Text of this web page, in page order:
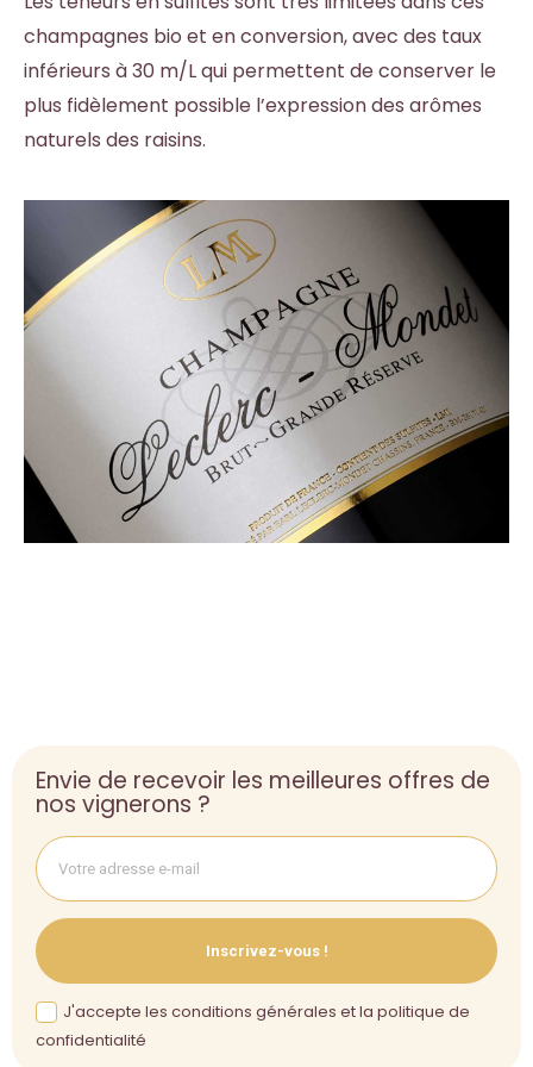
champagnes bio et en conversion, avec des taux
inférieurs à 30 m/L qui permettent de conserver le
plus fidèlement possible l’expression des arômes
naturels des raisins.
Envie de recevoir les meilleures offres de
nos vignerons ?
Inscrivez-vous !
J'accepte les conditions générales et la politique de
confidentialité